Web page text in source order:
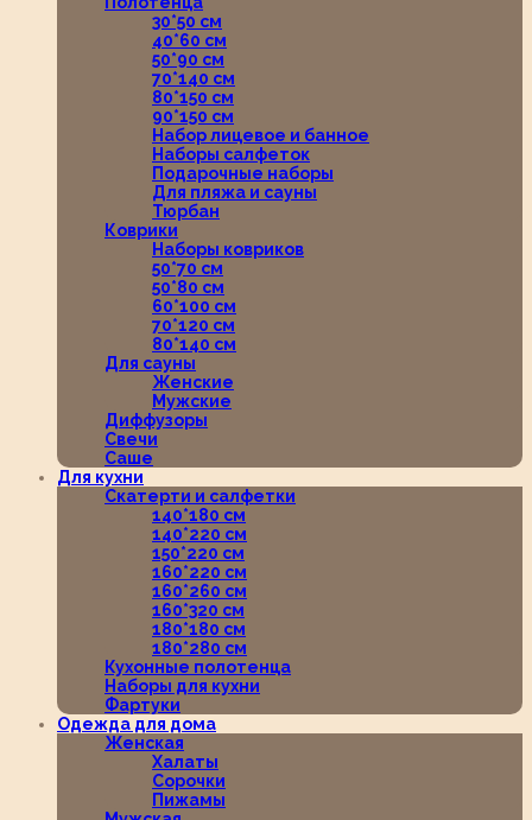
30*50 см
40*60 см
50*90 см
70*140 см
80*150 см
90*150 см
Набор лицевое и банное
Наборы салфеток
Подарочные наборы
Для пляжа и сауны
Тюрбан
Коврики
Наборы ковриков
50*70 см
50*80 см
60*100 см
70*120 см
80*140 см
Для сауны
Женские
Мужские
Диффузоры
Свечи
Саше
Для кухни
Скатерти и салфетки
140*180 см
140*220 см
150*220 см
160*220 см
160*260 см
160*320 см
180*180 см
180*280 см
Кухонные полотенца
Наборы для кухни
Фартуки
Одежда для дома
Женская
Халаты
Сорочки
Пижамы